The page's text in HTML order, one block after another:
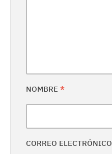
NOMBRE *
CORREO ELECTRÓNICO